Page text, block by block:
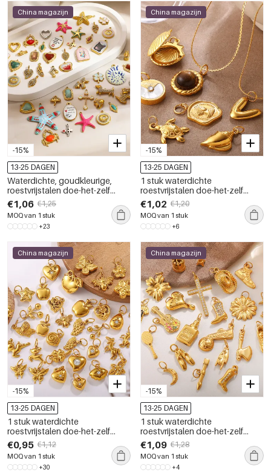
-15%
China magazijn
13-25 DAGEN
Waterdichte, goudkleurige,
roestvrijstalen doe-het-zelf
hangers in oceaanstijl
€1,06 €1,25
MOQ van 1 stuk
+23
-15%
China magazijn
13-25 DAGEN
1 stuk waterdichte
roestvrijstalen doe-het-zelf
hanger in goudkleur
€1,02 €1,20
MOQ van 1 stuk
+6
-15%
China magazijn
13-25 DAGEN
1 stuk waterdichte
roestvrijstalen doe-het-zelf
hanger in goudkleur
€0,95 €1,12
MOQ van 1 stuk
+30
-15%
China magazijn
13-25 DAGEN
1 stuk waterdichte
roestvrijstalen doe-het-zelf
hanger in goudkleur
€1,09 €1,28
MOQ van 1 stuk
+4